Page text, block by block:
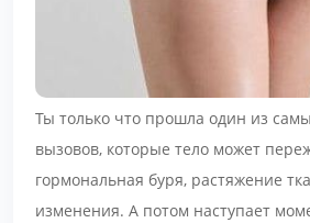
Ты только что прошла один из
вызовов, которые тело может
гормональная буря, растяжение
изменения. А потом наступает